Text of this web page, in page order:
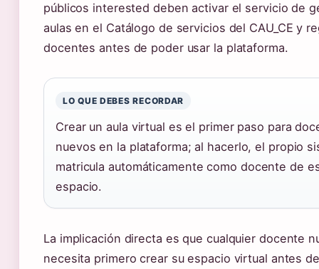
públicos interested deben activar el servicio de
aulas en el Catálogo de servicios del CAU_CE y
docentes antes de poder usar la plataforma.
LO QUE DEBES RECORDAR
Crear un aula virtual es el primer paso para
nuevos en la plataforma; al hacerlo, el propio
matricula automáticamente como docente de
espacio.
La implicación directa es que cualquier docente
necesita primero crear su espacio virtual antes